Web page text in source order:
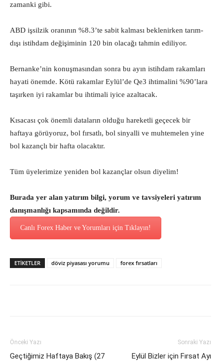
zamanki gibi.
ABD işsilzik oranının %8.3’te sabit kalması beklenirken tarım-
dışı istihdam değişiminin 120 bin olacağı tahmin ediliyor.
Bernanke’nin konuşmasından sonra bu ayın istihdam rakamları
hayati önemde. Kötü rakamlar Eylül’de Qe3 ihtimalini %90’lara
taşırken iyi rakamlar bu ihtimali iyice azaltacak.
Kısacası çok önemli dataların olduğu hareketli geçecek bir
haftaya görüyoruz, bol fırsatlı, bol sinyalli ve muhtemelen yine
bol kazançlı bir hafta olacaktır.
Tüm üyelerimize yeniden bol kazançlar olsun diyelim!
Burada yer alan yatırım bilgi, yorum ve tavsiyeleri yatırım
danışmanlığı kapsamında değildir.
Canlı Forex Haber ve Yorumları için Tıklayın!
ETİKETLER döviz piyasası yorumu forex fırsatları
Önceki Yazı
Geçtiğimiz Haftaya Bakış (27
Sonraki Yazı
Eylül Bizler için Fırsat Ayı